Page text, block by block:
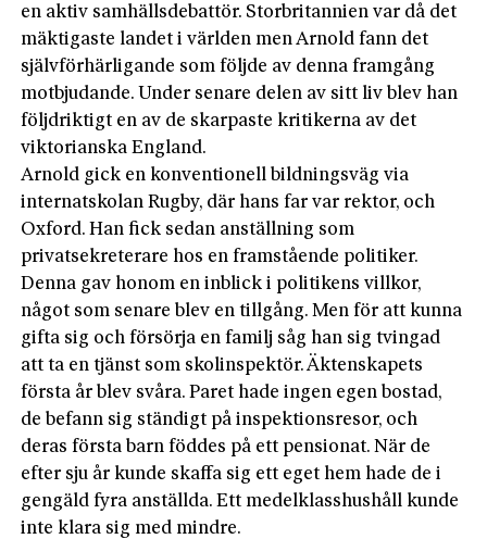
en aktiv samhällsdebattör. Storbritannien var då det
mäktigaste landet i världen men Arnold fann det
självförhärligande som följde av denna framgång
motbjudande. Under senare delen av sitt liv blev han
följdriktigt en av de skarpaste kritikerna av det
viktorianska England.
Arnold gick en konventionell bildningsväg via
internatskolan Rugby, där hans far var rektor, och
Oxford. Han fick sedan anställning som
privatsekreterare hos en framstående politiker.
Denna gav honom en inblick i politikens villkor,
något som senare blev en tillgång. Men för att kunna
gifta sig och försörja en familj såg han sig tvingad
att ta en tjänst som skolinspektör. Äktenskapets
första år blev svåra. Paret hade ingen egen bostad,
de befann sig ständigt på inspektionsresor, och
deras första barn föddes på ett pensionat. När de
efter sju år kunde skaffa sig ett eget hem hade de i
gengäld fyra anställda. Ett medelklasshushåll kunde
inte klara sig med mindre.